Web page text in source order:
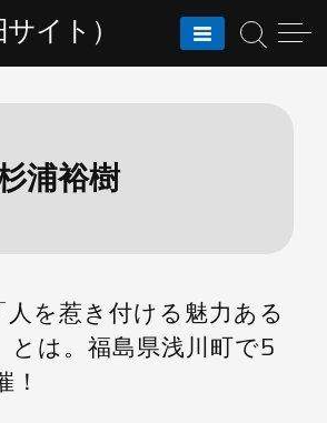
イト）
浦裕樹
人を惹き付ける魅力ある
とは。福島県浅川町で5
！